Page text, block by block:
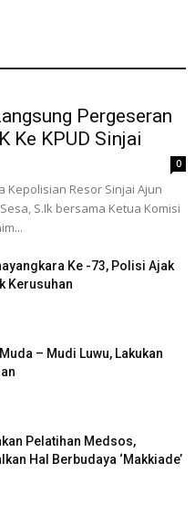
Pergeseran
Ke KPUD Sinjai
0
Kepolisian Resor Sinjai Ajun
S.Ik bersama Ketua Komisi
Ke -73, Polisi Ajak
Kerusuhan
– Mudi Luwu, Lakukan
Pelatihan Medsos,
Hal Berbudaya ‘Makkiade’